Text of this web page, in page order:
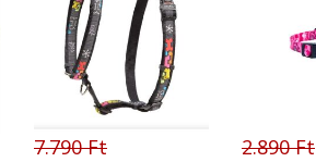
7.790 Ft
2.890 Ft